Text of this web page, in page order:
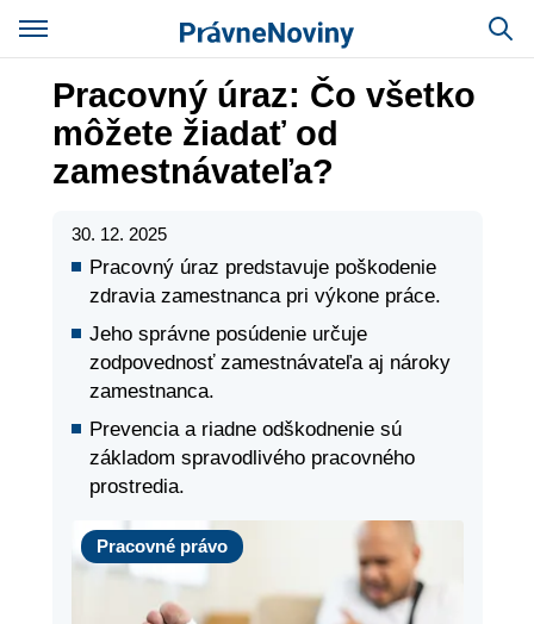
Pracovný úraz: Čo všetko
môžete žiadať od
zamestnávateľa?
30. 12. 2025
Pracovný úraz predstavuje poškodenie
zdravia zamestnanca pri výkone práce.
Jeho správne posúdenie určuje
zodpovednosť zamestnávateľa aj nároky
zamestnanca.
Prevencia a riadne odškodnenie sú
základom spravodlivého pracovného
prostredia.
Právo
Pracovné právo